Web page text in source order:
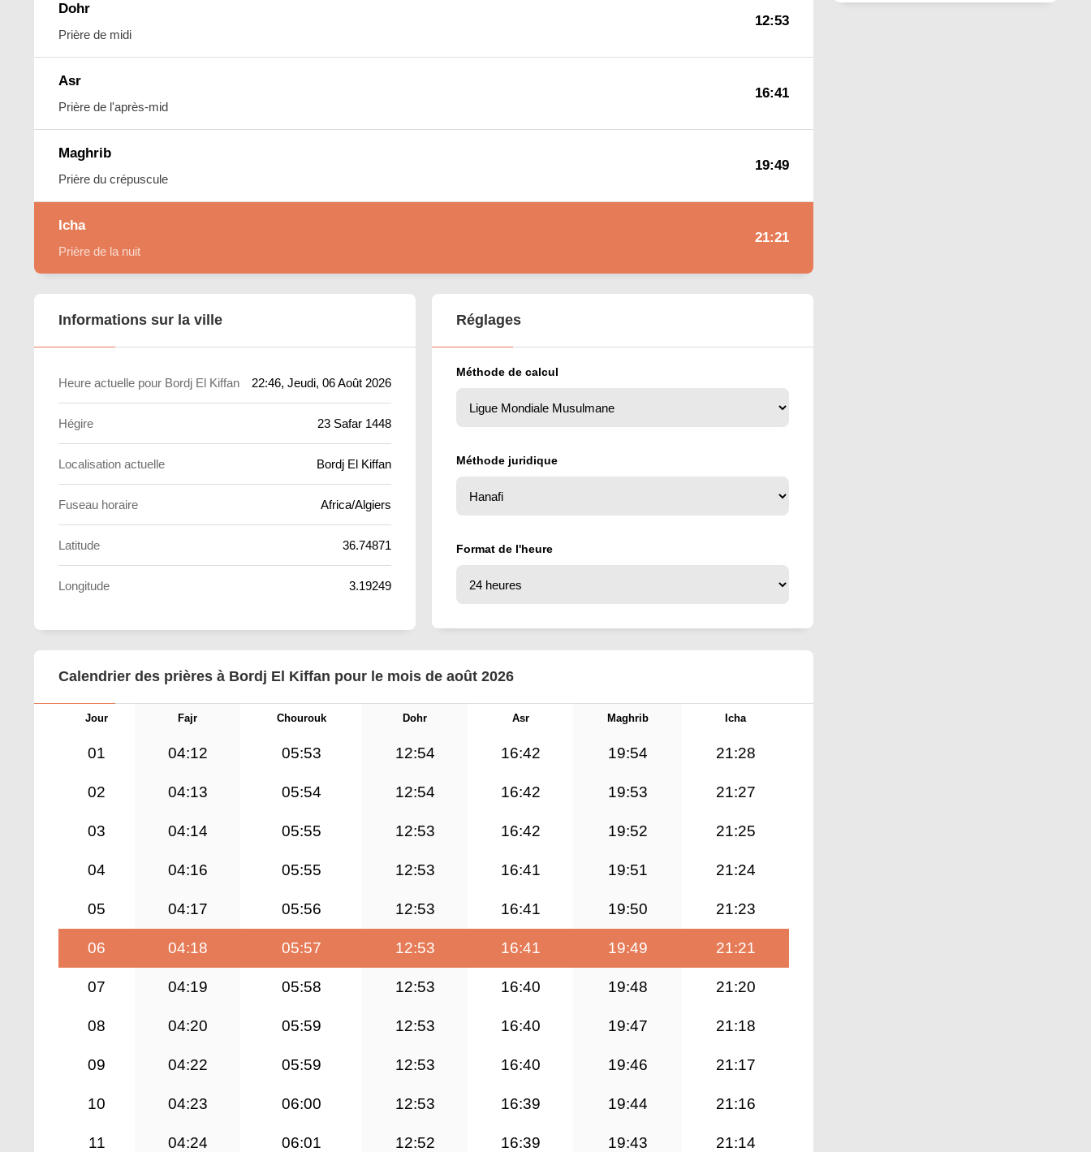
Dohr
Prière de midi
12:53
Asr
Prière de l'après-mid
16:41
Maghrib
Prière du crépuscule
19:49
Icha
Prière de la nuit
21:21
Informations sur la ville
Heure actuelle pour Bordj El Kiffan 22:46, Jeudi, 06 Août 2026
Hégire 23 Safar 1448
Localisation actuelle Bordj El Kiffan
Fuseau horaire Africa/Algiers
Latitude 36.74871
Longitude 3.19249
Réglages
Méthode de calcul
Méthode juridique
Format de l'heure
Calendrier des prières à Bordj El Kiffan pour le mois de août 2026
Jour Fajr Chourouk Dohr Asr Maghrib Icha
01 04:12 05:53 12:54 16:42 19:54 21:28
02 04:13 05:54 12:54 16:42 19:53 21:27
03 04:14 05:55 12:53 16:42 19:52 21:25
04 04:16 05:55 12:53 16:41 19:51 21:24
05 04:17 05:56 12:53 16:41 19:50 21:23
06 04:18 05:57 12:53 16:41 19:49 21:21
07 04:19 05:58 12:53 16:40 19:48 21:20
08 04:20 05:59 12:53 16:40 19:47 21:18
09 04:22 05:59 12:53 16:40 19:46 21:17
10 04:23 06:00 12:53 16:39 19:44 21:16
11 04:24 06:01 12:52 16:39 19:43 21:14